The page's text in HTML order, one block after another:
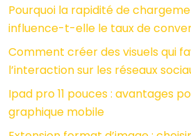
Pourquoi la rapidité de
influence-t-elle le taux de
Comment créer des visuels qui
l’interaction sur les réseaux
Ipad pro 11 pouces : avantages
graphique mobile